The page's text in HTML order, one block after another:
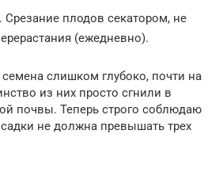
Срезание плодов секатором, не
(ежедневно).
слишком глубоко, почти на
из них просто сгнили в
почвы. Теперь строго соблюдаю
не должна превышать трех